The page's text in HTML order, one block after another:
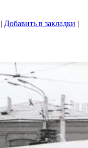
| Добавить в закладки |